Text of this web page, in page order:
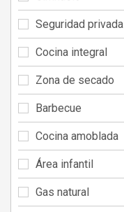
Seguridad privada
Cocina integral
Zona de secado
Barbecue
Cocina amoblada
Área infantil
Gas natural